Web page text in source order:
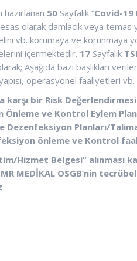
hazırlanan 50 Sayfalık “Covid-19
olarak damlacık veya
vb. korumaya ve korunmaya
içermektedir. 17 Sayfalık
Aşağıda bazı başlıkları
yapısı, operasyonel faaliyetleri
karşı bir Risk
Önleme ve Kontrol Eylem
Dezenfeksiyon Planları/
önleme ve Kontrol
Hizmet Belgesi” alınması
MR MEDİKAL OSGB’nin